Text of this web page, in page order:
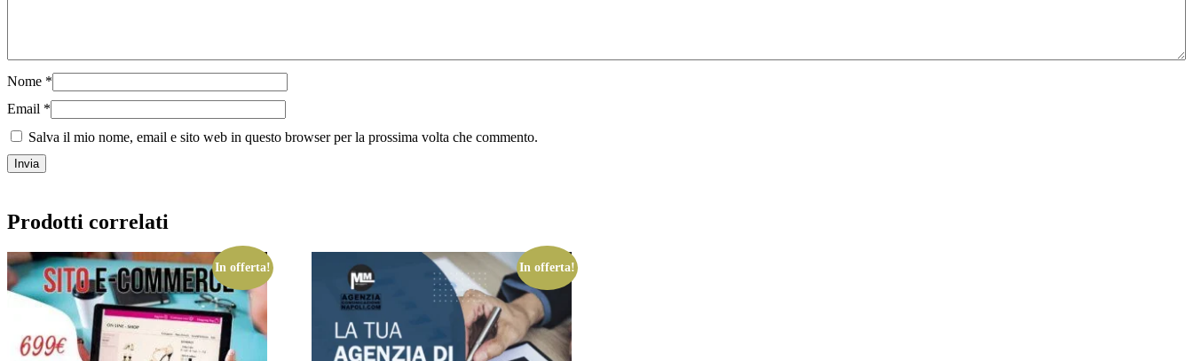
Nome *
Email *
Salva il mio nome, email e sito web in questo browser per la prossima volta che commento.
Prodotti correlati
In offerta! In offerta!